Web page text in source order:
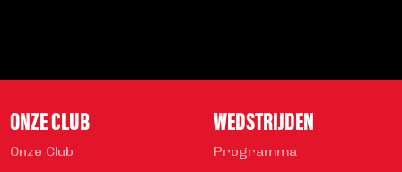
ONZE CLUB
Onze Club
WEDSTRIJDEN
Programma